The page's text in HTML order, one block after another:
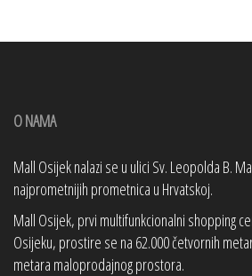
O NAMA
Mall Osijek nalazi se u ulici Sv. Leopolda B.
najprometnijih prometnica u Hrvatskoj.
Mall Osijek, prvi multifunkcionalni shopping
Osijeku, prostire se na 62.000 četvornih
metara maloprodajnog prostora.